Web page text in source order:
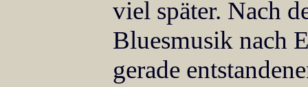
viel später. Nach
Bluesmusik nach
gerade